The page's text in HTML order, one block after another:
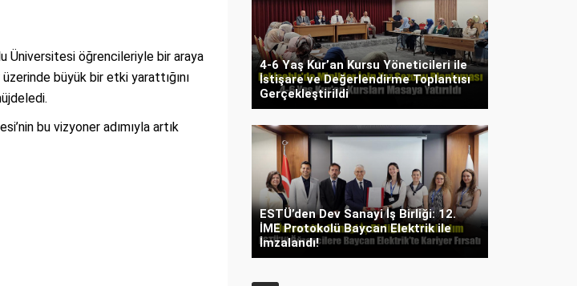
Üniversitesi öğrencileriyle bir araya
büyük bir etki yarattığını
bu vizyoner adımıyla artık
4-6 Yaş Kur’an Kursu Yöneticileri ile
İstişare ve Değerlendirme Toplantısı
Gerçekleştirildi
ESTÜ’den Dev Sanayi İş Birliği: 12.
İME Protokolü Baycan Elektrik ile
İmzalandı!